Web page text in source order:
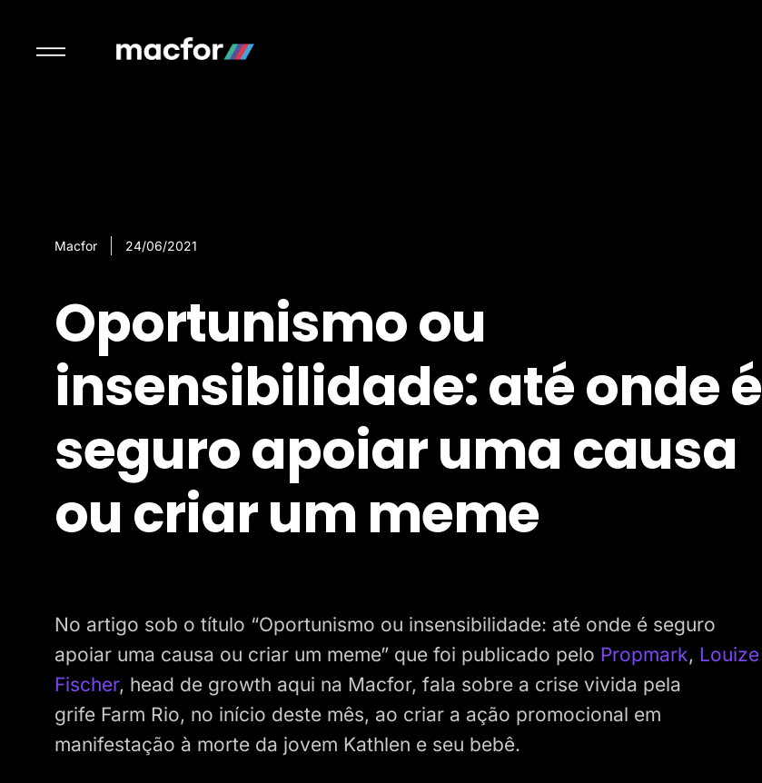
Macfor 24/06/2021
Oportunismo ou
insensibilidade: até onde é
seguro apoiar uma causa
ou criar um meme
No artigo sob o título “Oportunismo ou insensibilidade: até onde é seguro
apoiar uma causa ou criar um meme” que foi publicado pelo Propmark, Louize
Fischer, head de growth aqui na Macfor, fala sobre a crise vivida pela
grife Farm Rio, no início deste mês, ao criar a ação promocional em
manifestação à morte da jovem Kathlen e seu bebê.